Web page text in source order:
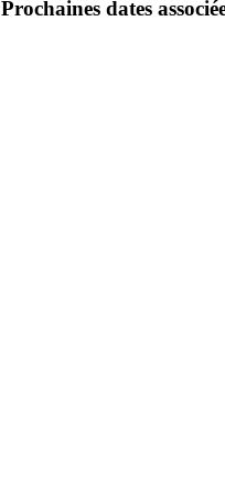
Prochaines dates